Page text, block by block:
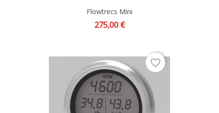
Flowtrecs Mini
Prix
275,00 €
favorite_border